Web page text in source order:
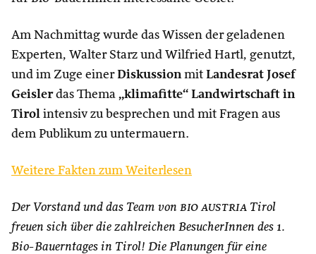
Am Nachmittag wurde das Wissen der geladenen
Experten, Walter Starz und Wilfried Hartl, genutzt,
und im Zuge einerDiskussionmit Landesrat Josef
Geislerdas Thema „klimafitte“ Landwirtschaft in
Tirol intensiv zu besprechen und mit Fragen aus
dem Publikum zu untermauern.
Weitere Fakten zum Weiterlesen
Der Vorstand und das Team von bio austria Tirol
freuen sich über die zahlreichen BesucherInnen des 1.
Bio-Bauerntages in Tirol! Die Planungen für eine